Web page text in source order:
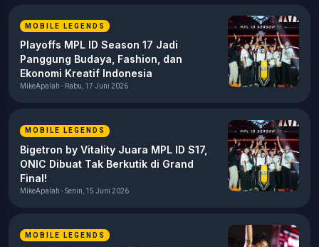
MOBILE LEGENDS
Playoffs MPL ID Season 17 Jadi
Panggung Budaya, Fashion, dan
Ekonomi Kreatif Indonesia
MikeApalah - Rabu, 17 Juni 2026
MOBILE LEGENDS
Bigetron by Vitality Juara MPL ID S17,
ONIC Dibuat Tak Berkutik di Grand
Final!
MikeApalah - Senin, 15 Juni 2026
MOBILE LEGENDS